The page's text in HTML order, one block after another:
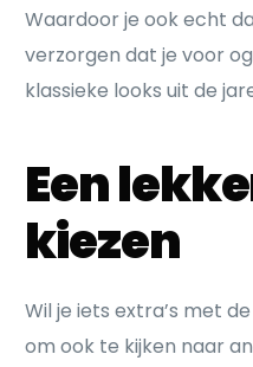
Waardoor je ook echt
verzorgen dat je voor
klassieke looks uit de
Een
kiezen
Wil je iets extra’s met
om ook te kijken naar